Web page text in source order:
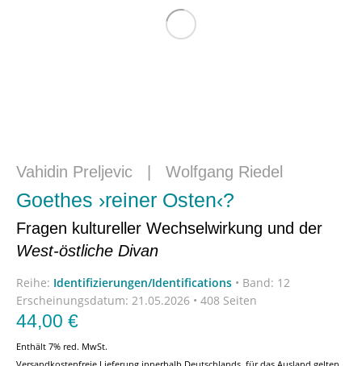
Vahidin Preljevic Wolfgang Riedel
Goethes ›reiner Osten‹?
Fragen kultureller Wechselwirkung und der
West-östliche Divan
Reihe: Identifizierungen/Identifications • Band: 12
Erscheinungsdatum: 21.05.2026 • 408 Seiten
44,00 €
Enthält 7% red. MwSt.